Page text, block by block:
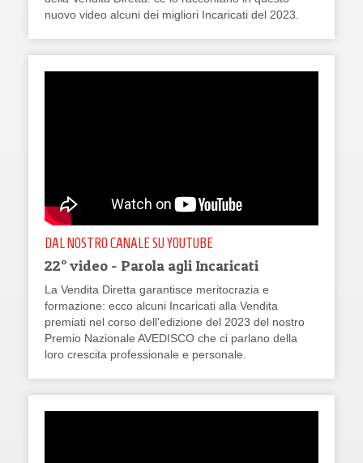
nuovo video alcuni dei migliori Incaricati del 2023.
DAL NOSTRO CANALE SU YOUTUBE
22° video - Parola agli Incaricati
La Vendita Diretta garantisce meritocrazia e
formazione: ecco alcuni Incaricati alla Vendita
premiati nel corso dell’edizione del 2023 del nostro
Premio Nazionale AVEDISCO che ci parlano della
loro crescita professionale e personale.